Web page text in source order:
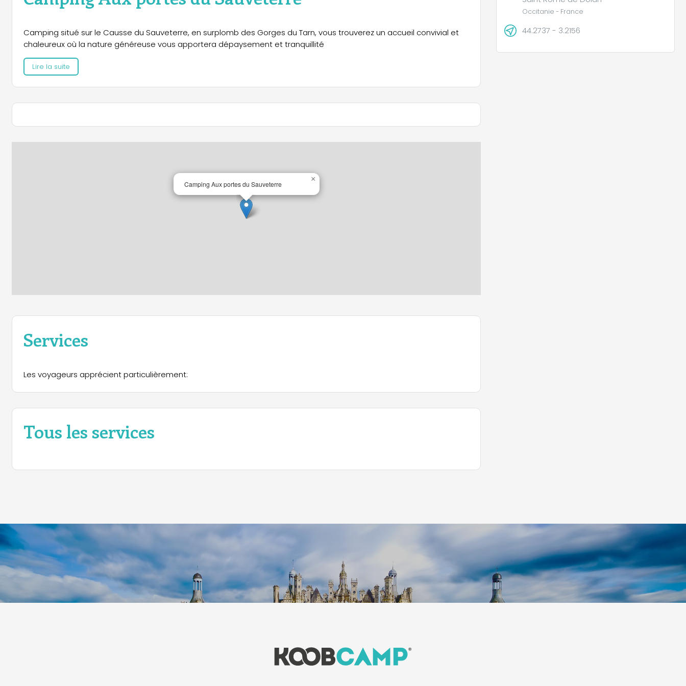
Camping situé sur le Causse du Sauveterre, en surplomb des Gorges du Tarn, vous trouverez un accueil convivial et
chaleureux où la nature généreuse vous apportera dépaysement et tranquillité
Lire la suite
Camping Aux portes du Sauveterre
×
Services
Les voyageurs apprécient particulièrement:
Tous les services
Occitanie - France
44.2737 - 3.2156